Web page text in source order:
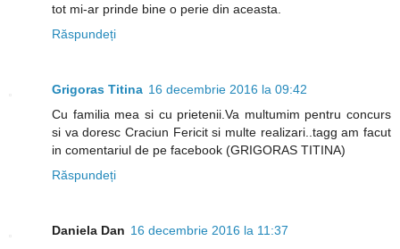
tot mi-ar prinde bine o perie din aceasta.
Răspundeți
Grigoras Titina 16 decembrie 2016 la 09:42
Cu familia mea si cu prietenii.Va multumim pentru concurs
si va doresc Craciun Fericit si multe realizari..tagg am facut
in comentariul de pe facebook (GRIGORAS TITINA)
Răspundeți
Daniela Dan 16 decembrie 2016 la 11:37